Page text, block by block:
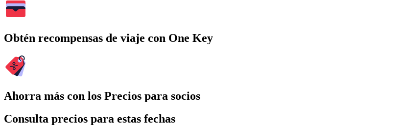
Obtén recompensas de viaje con One Key
Ahorra más con los Precios para socios
Consulta precios para estas fechas